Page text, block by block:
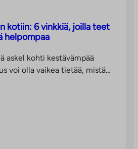
kotiin: 6 vinkkiä, joilla teet
helpompaa
askel kohti kestävämpää
voi olla vaikea tietää, mistä…